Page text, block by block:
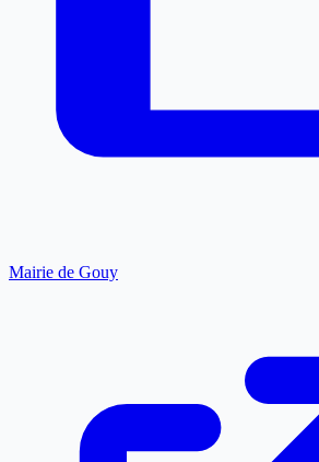
Mairie de Gouy